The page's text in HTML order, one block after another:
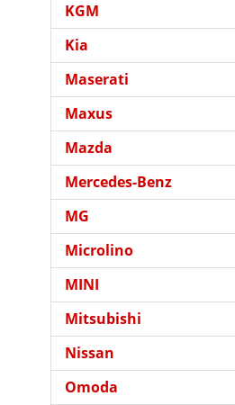
KGM
Kia
Maserati
Maxus
Mazda
Mercedes-Benz
MG
Microlino
MINI
Mitsubishi
Nissan
Omoda